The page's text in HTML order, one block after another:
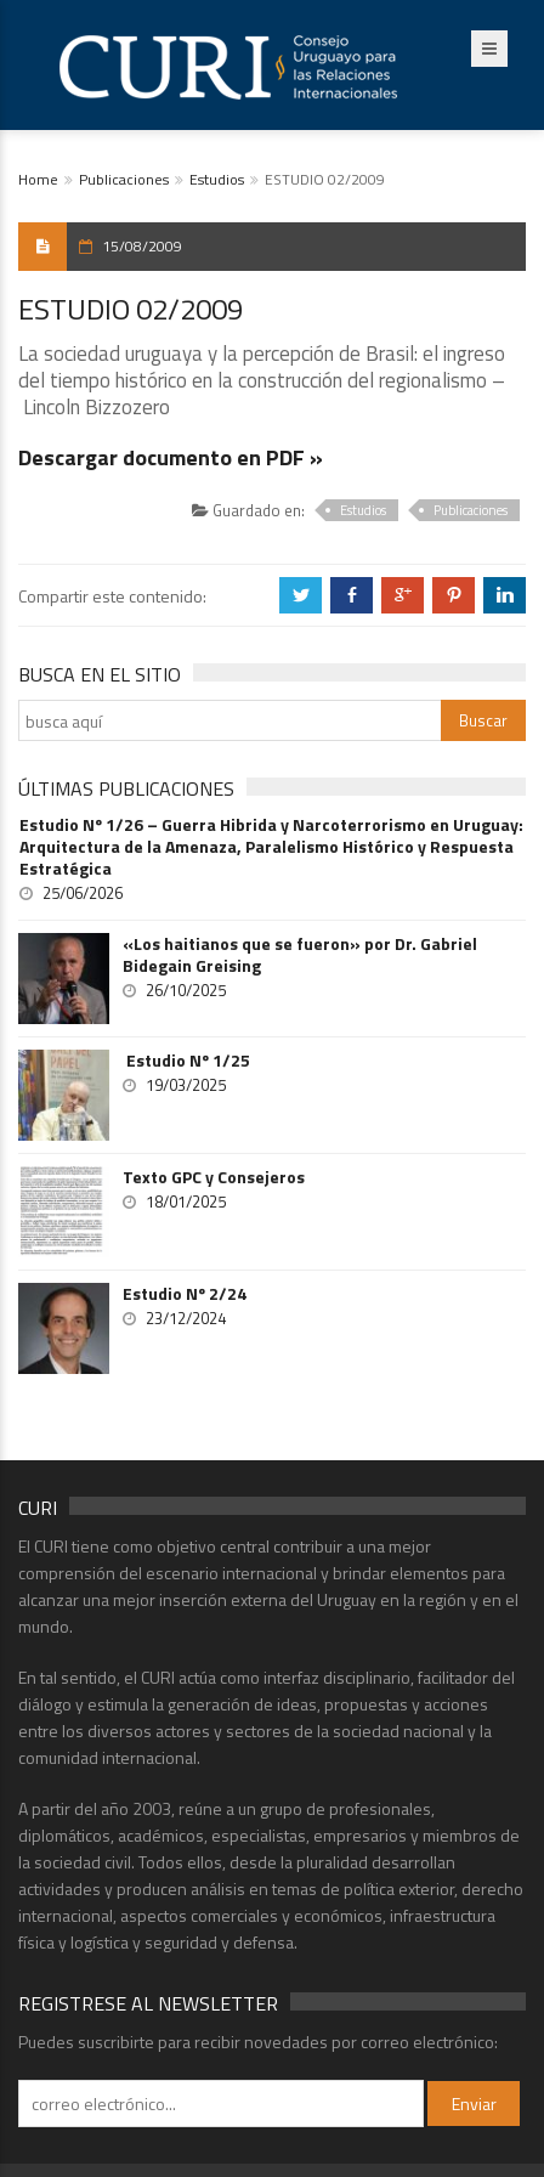
Home Publicaciones Estudios ESTUDIO 02/2009
15/08/2009
ESTUDIO 02/2009
La sociedad uruguaya y la percepción de Brasil: el ingreso
del tiempo histórico en la construcción del regionalismo –
Lincoln Bizzozero
Descargar documento en PDF »
Guardado en: Estudios Publicaciones
Compartir este contenido: a b c d j
BUSCA EN EL SITIO
ÚLTIMAS PUBLICACIONES
Estudio Nº 1/26 – Guerra Hibrida y Narcoterrorismo en Uruguay:
Arquitectura de la Amenaza, Paralelismo Histórico y Respuesta
Estratégica
25/06/2026
«Los haitianos que se fueron» por Dr. Gabriel
Bidegain Greising
26/10/2025
Estudio Nº 1/25
19/03/2025
Texto GPC y Consejeros
18/01/2025
Estudio Nº 2/24
23/12/2024
CURI
El CURI tiene como objetivo central contribuir a una mejor
comprensión del escenario internacional y brindar elementos para
alcanzar una mejor inserción externa del Uruguay en la región y en el
mundo.
En tal sentido, el CURI actúa como interfaz disciplinario, facilitador del
diálogo y estimula la generación de ideas, propuestas y acciones
entre los diversos actores y sectores de la sociedad nacional y la
comunidad internacional.
A partir del año 2003, reúne a un grupo de profesionales,
diplomáticos, académicos, especialistas, empresarios y miembros de
la sociedad civil. Todos ellos, desde la pluralidad desarrollan
actividades y producen análisis en temas de política exterior, derecho
internacional, aspectos comerciales y económicos, infraestructura
física y logística y seguridad y defensa.
REGISTRESE AL NEWSLETTER
Puedes suscribirte para recibir novedades por correo electrónico: